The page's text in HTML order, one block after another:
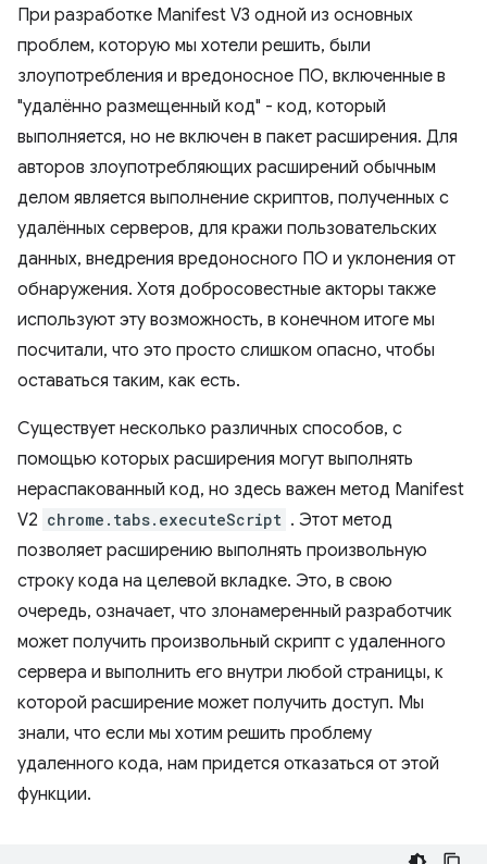
При разработке Manifest V3 одной из основных
проблем, которую мы хотели решить, были
злоупотребления и вредоносное ПО, включенные в
"удалённо размещенный код" - код, который
выполняется, но не включен в пакет расширения. Для
авторов злоупотребляющих расширений обычным
делом является выполнение скриптов, полученных с
удалённых серверов, для кражи пользовательских
данных, внедрения вредоносного ПО и уклонения от
обнаружения. Хотя добросовестные акторы также
используют эту возможность, в конечном итоге мы
посчитали, что это просто слишком опасно, чтобы
оставаться таким, как есть.
Существует несколько различных способов, с
помощью которых расширения могут выполнять
нераспакованный код, но здесь важен метод Manifest
V2 chrome.tabs.executeScript . Этот метод
позволяет расширению выполнять произвольную
строку кода на целевой вкладке. Это, в свою
очередь, означает, что злонамеренный разработчик
может получить произвольный скрипт с удаленного
сервера и выполнить его внутри любой страницы, к
которой расширение может получить доступ. Мы
знали, что если мы хотим решить проблему
удаленного кода, нам придется отказаться от этой
функции.